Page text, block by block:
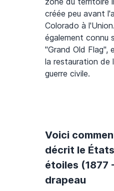
créée peu avant
Colorado à
également connu
"Grand Old Flag",
la restauration de
guerre civile.
Voici
décrit le
étoiles (1877
drapeau